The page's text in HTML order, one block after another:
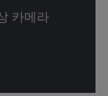
카메라